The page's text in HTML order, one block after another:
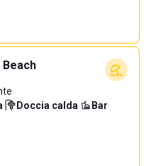
Beach
· Doccia calda· Bar·